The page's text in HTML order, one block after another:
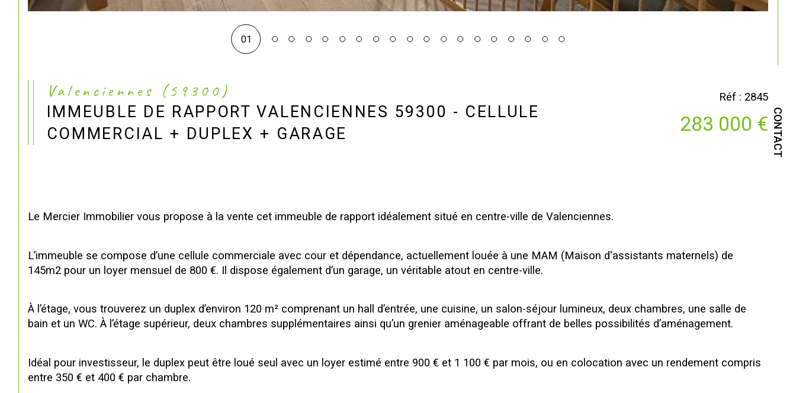
CONTACT
01
Valenciennes (59300)
IMMEUBLE DE RAPPORT VALENCIENNES 59300 - CELLULE
COMMERCIAL + DUPLEX + GARAGE
Réf : 2845
283 000 €
Le Mercier Immobilier vous propose à la vente cet immeuble de rapport idéalement situé en centre-ville de Valenciennes.
L’immeuble se compose d’une cellule commerciale avec cour et dépendance, actuellement louée à une MAM (Maison d'assistants maternels) de
145m2 pour un loyer mensuel de 800 €. Il dispose également d’un garage, un véritable atout en centre-ville.
À l’étage, vous trouverez un duplex d’environ 120 m² comprenant un hall d’entrée, une cuisine, un salon-séjour lumineux, deux chambres, une salle de
bain et un WC. À l’étage supérieur, deux chambres supplémentaires ainsi qu’un grenier aménageable offrant de belles possibilités d’aménagement.
Idéal pour investisseur, le duplex peut être loué seul avec un loyer estimé entre 900 € et 1 100 € par mois, ou en colocation avec un rendement compris
entre 350 € et 400 € par chambre.